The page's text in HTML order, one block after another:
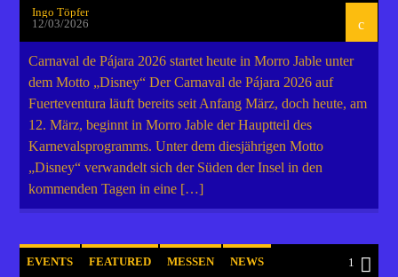
Ingo Töpfer
12/03/2026
Carnaval de Pájara 2026 startet heute in Morro Jable unter
dem Motto „Disney“ Der Carnaval de Pájara 2026 auf
Fuerteventura läuft bereits seit Anfang März, doch heute, am
12. März, beginnt in Morro Jable der Hauptteil des
Karnevalsprogramms. Unter dem diesjährigen Motto
„Disney“ verwandelt sich der Süden der Insel in den
kommenden Tagen in eine […]
EVENTS FEATURED MESSEN NEWS 1